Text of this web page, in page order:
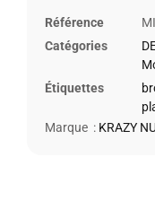
Référence
Catégories
Étiquettes
Marque : KRAZY